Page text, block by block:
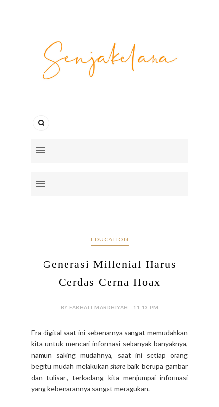
EDUCATION
Generasi Millenial Harus
Cerdas Cerna Hoax
BY FARHATI MARDHIYAH - 11:13 PM
Era digital saat ini sebenarnya sangat memudahkan
kita untuk mencari informasi sebanyak-banyaknya,
namun saking mudahnya, saat ini setiap orang
begitu mudah melakukan share baik berupa gambar
dan tulisan, terkadang kita menjumpai informasi
yang kebenarannya sangat meragukan.